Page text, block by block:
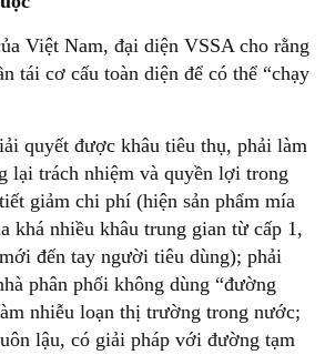
Việt Nam, đại diện VSSA cho rằng
tái cơ cấu toàn diện để có thể “chạy
quyết được khâu tiêu thụ, phải làm
lại trách nhiệm và quyền lợi trong
giảm chi phí (hiện sản phẩm mía
khá nhiều khâu trung gian từ cấp 1,
đến tay người tiêu dùng); phải
phân phối không dùng “đường
nhiễu loạn thị trường trong nước;
lậu, có giải pháp với đường tạm